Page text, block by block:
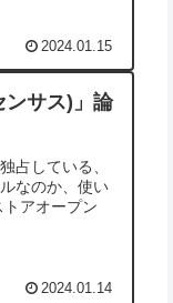
2024.01.15
サス)」論
占している、
なのか、使い
アオープン
2024.01.14